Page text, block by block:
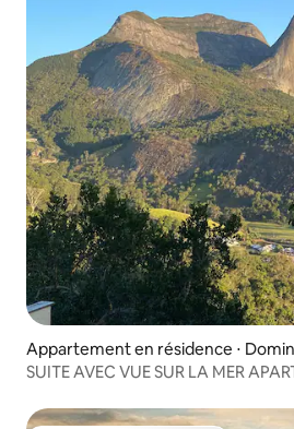
Appartement en résidence ⋅
s
SUITE AVEC VUE SUR LA MER